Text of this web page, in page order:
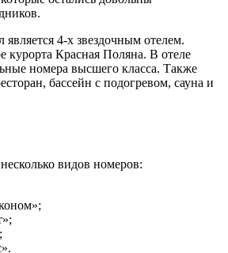
4-х звездочным отелем.
курорта Красная Поляна. В отеле
номера высшего класса. Также
бассейн с подогревом, сауна и
видов номеров: